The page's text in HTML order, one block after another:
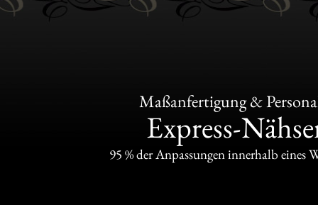
Maßanfertigung &
Express-
95 % der Anpassungen innerhalb eines